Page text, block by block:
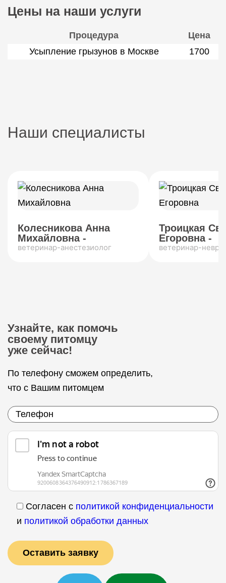
Цены на наши услуги
Процедура
Цена
Усыпление грызунов в Москве
1700
Наши специалисты
Колесникова Анна
Михайловна -
ветеринар-анестезиолог
Троицкая
Егоровна -
ветеринар-
Узнайте, как помочь
своему питомцу
уже сейчас!
По телефону сможем определить,
что с Вашим питомцем
Согласен с политикой конфиденциальности
и политикой обработки данных